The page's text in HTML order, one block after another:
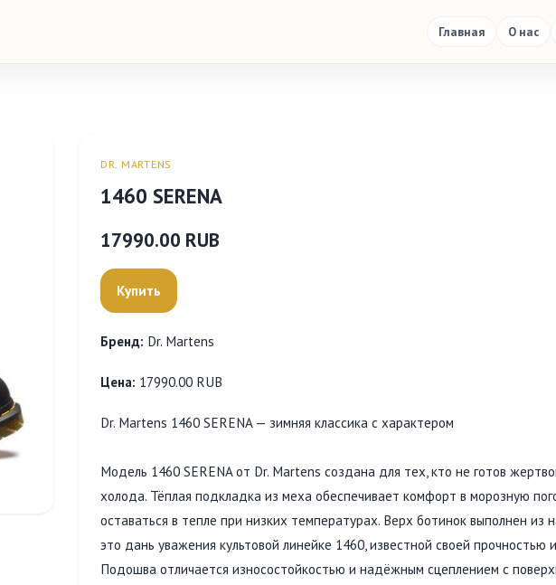
Главная О нас
DR. MARTENS
1460 SERENA
17990.00 RUB
Купить
Бренд: Dr. Martens
Цена: 17990.00 RUB
Dr. Martens 1460 SERENA — зимняя классика с характером
Модель 1460 SERENA от Dr. Martens создана для тех, кто не готов
холода. Тёплая подкладка из меха обеспечивает комфорт в морозную
оставаться в тепле при низких температурах. Верх ботинок выполнен из
это дань уважения культовой линейке 1460, известной своей прочностью
Подошва отличается износостойкостью и надёжным сцеплением с